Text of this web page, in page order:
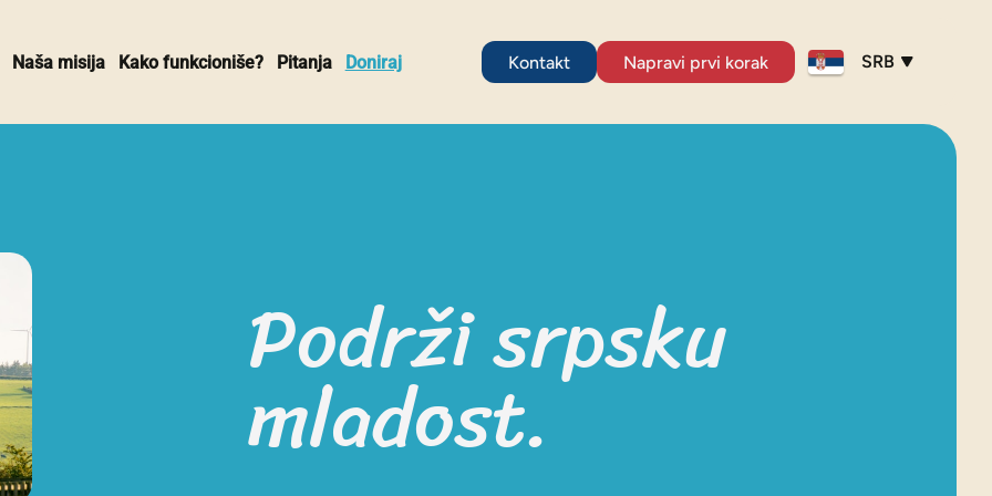
Naša misija Kako funkcioniše? Pitanja Doniraj Kontakt Napravi prvi korak SRB
Podrži srpsku
mladost.